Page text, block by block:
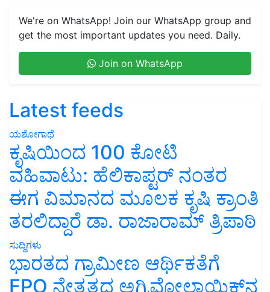
We're on WhatsApp! Join our WhatsApp group and
get the most important updates you need. Daily.
Join on WhatsApp
Latest feeds
ಯಶೋಗಾಥೆ
ಕೃಷಿಯಿಂದ 100 ಕೋಟಿ
ವಹಿವಾಟು: ಹೆಲಿಕಾಪ್ಟರ್ ನಂತರ
ಈಗ ವಿಮಾನದ ಮೂಲಕ ಕೃಷಿ ಕ್ರಾಂತಿ
ತರಲಿದ್ದಾರೆ ಡಾ. ರಾಜಾರಾಮ್ ತ್ರಿಪಾಠಿ
ಸುದ್ದಿಗಳು
ಭಾರತದ ಗ್ರಾಮೀಣ ಆರ್ಥಿಕತೆಗೆ
FPO ನೇತೃತ್ವದ ಅಗ್ರಿವೋಲ್ಟಾಯಿಕ್ಸ್‌ನ